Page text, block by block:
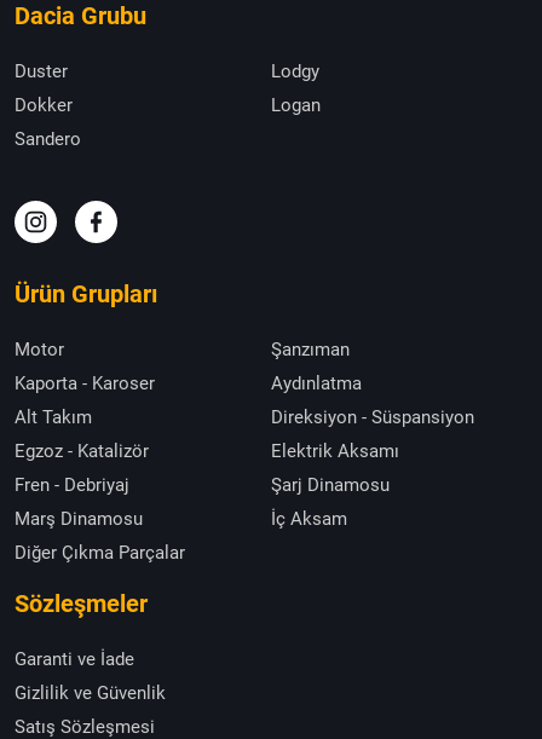
Dacia Grubu
Duster
Lodgy
Dokker
Logan
Sandero
Ürün Grupları
Motor
Şanzıman
Kaporta - Karoser
Aydınlatma
Alt Takım
Direksiyon - Süspansiyon
Egzoz - Katalizör
Elektrik Aksamı
Fren - Debriyaj
Şarj Dinamosu
Marş Dinamosu
İç Aksam
Diğer Çıkma Parçalar
Sözleşmeler
Garanti ve İade
Gizlilik ve Güvenlik
Satış Sözleşmesi